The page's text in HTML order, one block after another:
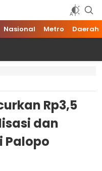
Nasional Metro Daerah
Rp3,5
dan
Palopo